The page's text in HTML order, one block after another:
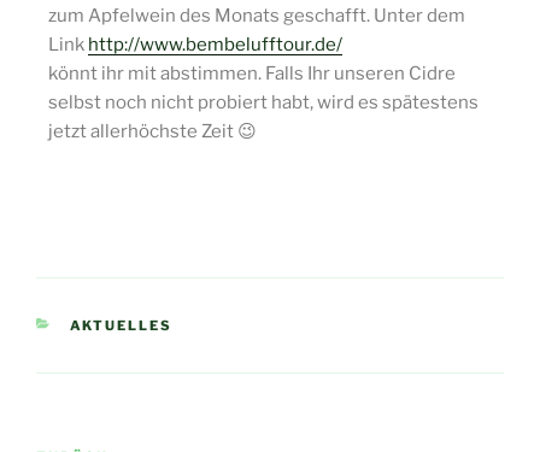
zum Apfelwein des Monats geschafft. Unter dem
Link http://www.bembelufftour.de/
könnt ihr mit abstimmen. Falls Ihr unseren Cidre
selbst noch nicht probiert habt, wird es spätestens
jetzt allerhöchste Zeit 😉
AKTUELLES